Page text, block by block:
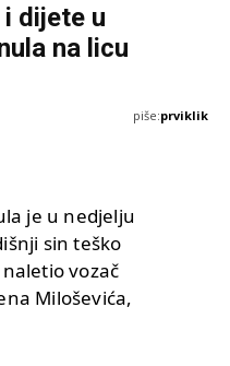
dijete u
na licu
piše:prviklik
je u nedjelju
sin teško
vozač
Miloševića,